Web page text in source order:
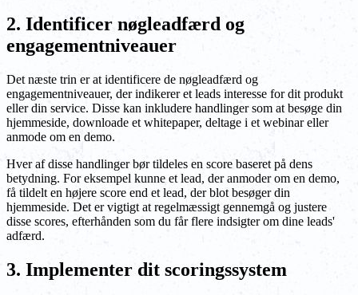
2. Identificer nøgleadfærd og
engagementniveauer
Det næste trin er at identificere de nøgleadfærd og
engagementniveauer, der indikerer et leads interesse for dit produkt
eller din service. Disse kan inkludere handlinger som at besøge din
hjemmeside, downloade et whitepaper, deltage i et webinar eller
anmode om en demo.
Hver af disse handlinger bør tildeles en score baseret på dens
betydning. For eksempel kunne et lead, der anmoder om en demo,
få tildelt en højere score end et lead, der blot besøger din
hjemmeside. Det er vigtigt at regelmæssigt gennemgå og justere
disse scores, efterhånden som du får flere indsigter om dine leads'
adfærd.
3. Implementer dit scoringssystem